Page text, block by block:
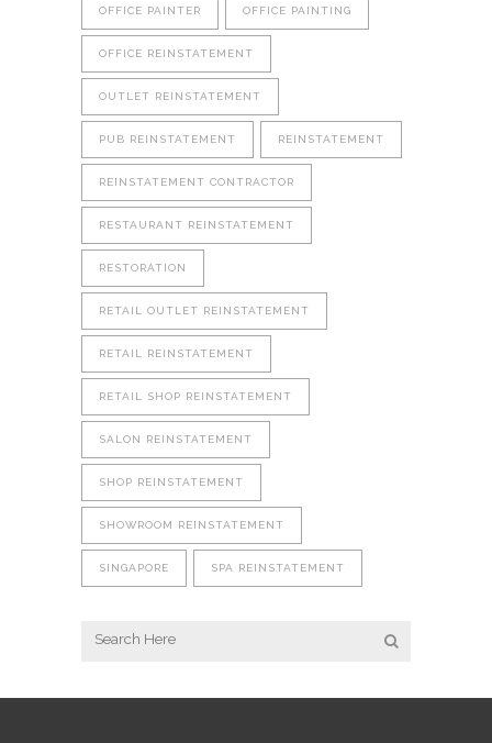
OFFICE PAINTER OFFICE PAINTING
OFFICE REINSTATEMENT
OUTLET REINSTATEMENT
PUB REINSTATEMENT REINSTATEMENT
REINSTATEMENT CONTRACTOR
RESTAURANT REINSTATEMENT
RESTORATION
RETAIL OUTLET REINSTATEMENT
RETAIL REINSTATEMENT
RETAIL SHOP REINSTATEMENT
SALON REINSTATEMENT
SHOP REINSTATEMENT
SHOWROOM REINSTATEMENT
SINGAPORE SPA REINSTATEMENT